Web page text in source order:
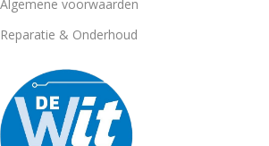
Algemene voorwaarden
Reparatie & Onderhoud